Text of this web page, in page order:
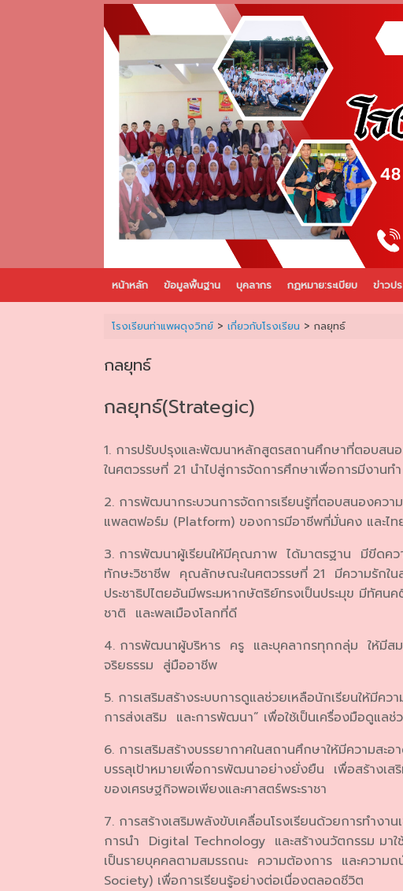
หน้าหลัก ข้อมูลพื้นฐาน บุคลากร กฏหมาย:ระเบียบ ข่าวป
โรงเรียนท่าแพผดุงวิทย์> เกี่ยวกับโรงเรียน > กลยุทธ์
กลยุทธ์
กลยุทธ์(Strategic)
1. การปรับปรุงและพัฒนาหลักสูตรสถานศึกษาที่ตอบสน
ในศตวรรษที่ 21 นำไปสู่การจัดการศึกษาเพื่อการมีงาน
2. การพัฒนากระบวนการจัดการเรียนรู้ที่ตอบสนองคว
แพลตฟอร์ม (Platform) ของการมีอาชีพที่มั่นคง และไ
3. การพัฒนาผู้เรียนให้มีคุณภาพ ได้มาตรฐาน มีขีดคว
ทักษะวิชาชีพ คุณลักษณะในศตวรรษที่ 21 มีความรักใ
ประชาธิปไตยอันมีพระมหากษัตริย์ทรงเป็นประมุข มีทั
ชาติ และพลเมืองโลกที่ดี
4. การพัฒนาผู้บริหาร ครู และบุคลากรทุกกลุ่ม ให้มีส
จริยธรรม สู่มืออาชีพ
5. การเสริมสร้างระบบการดูแลช่วยเหลือนักเรียนให้มีค
การส่งเสริม และการพัฒนา” เพื่อใช้เป็นเครื่องมือดูแลช่
6. การเสริมสร้างบรรยากาศในสถานศึกษาให้มีความ
บรรลุเป้าหมายเพื่อการพัฒนาอย่างยั่งยืน เพื่อสร้าง
ของเศรษฐกิจพอเพียงและศาสตร์พระราชา
7. การสร้างเสริมพลังขับเคลื่อนโรงเรียนด้วยการทำง
การนำ Digital Technology และสร้างนวัตกรรม มาใ
เป็นรายบุคคลตามสมรรถนะ ความต้องการ และควา
Society) เพื่อการเรียนรู้อย่างต่อเนื่องตลอดชีวิต